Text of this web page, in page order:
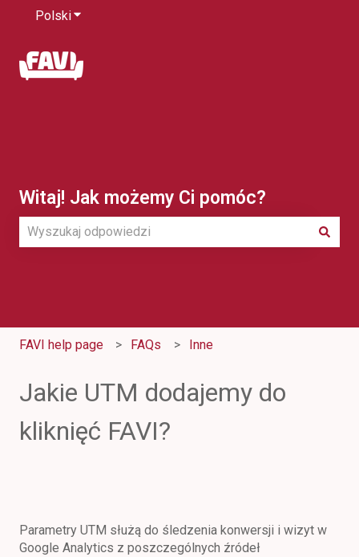
PolskiPokaż podmenu do tłumaczenia
Witaj! Jak możemy Ci pomóc?
FAVI help page FAQs Inne
Jakie UTM dodajemy do
kliknięć FAVI?
Parametry UTM służą do śledzenia konwersji i wizyt w
Google Analytics z poszczególnych źródeł